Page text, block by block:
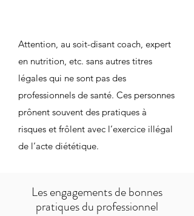
Attention, au soit-disant coach, expert
en nutrition, etc. sans autres titres
légales qui ne sont pas des
professionnels de santé. Ces personnes
prônent souvent des pratiques à
risques et frôlent avec l’exercice illégal
de l’acte diététique.
Les engagements de bonnes
pratiques du professionnel